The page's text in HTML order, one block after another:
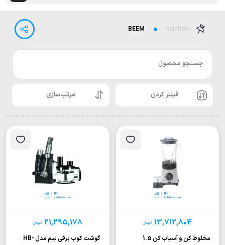
kalahala
BEEM
جستجو محصول
فیلتر کردن مرتب‌سازی
13,712,804 تومان
مخلوط کن و آسیاب کن 1.5
21,295,178 تومان
گوشت کوب برقی بیم مدل HB-